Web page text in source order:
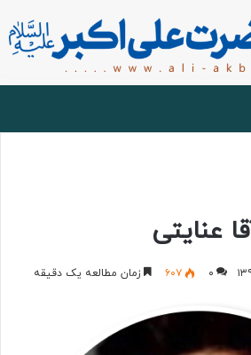
عنایتی
۰ ۶۰۷ زمان مطالعه یک دقیقه